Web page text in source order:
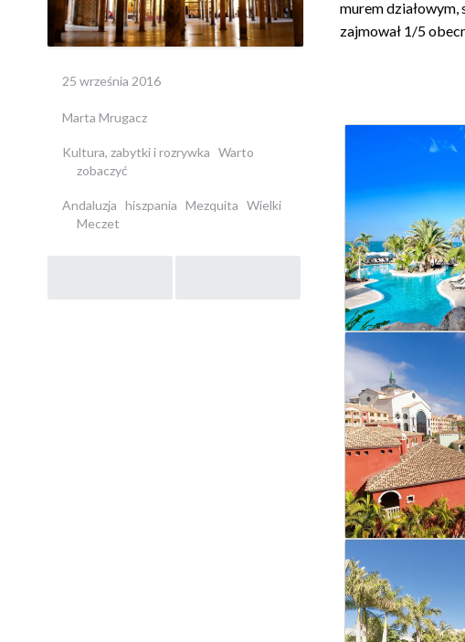
murem działowym,
zajmował 1/5
25 września 2016
Marta Mrugacz
Kultura, zabytki i rozrywka Warto
zobaczyć
Andaluzja hiszpania Mezquita Wielki
Meczet